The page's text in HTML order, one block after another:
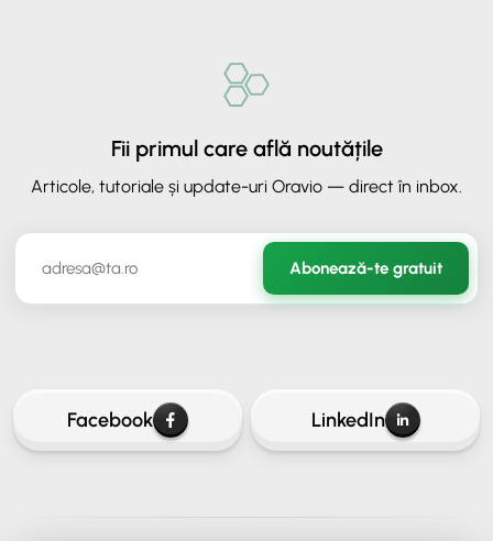
Fii primul care află noutățile
Articole, tutoriale și update-uri Oravio — direct în inbox.
Abonează-te gratuit
Facebook LinkedIn
ORAVIO - Asistent AI
Lasă-ne adresa ta de email ca să continui conversația.